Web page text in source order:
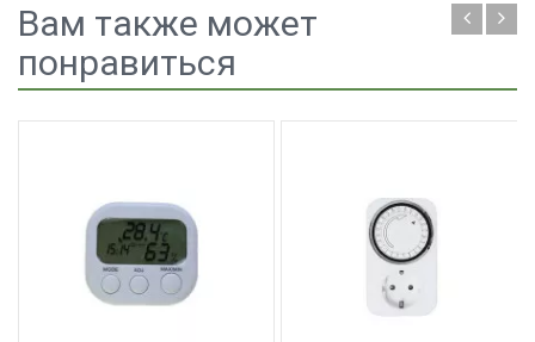
Вам также может
понравиться